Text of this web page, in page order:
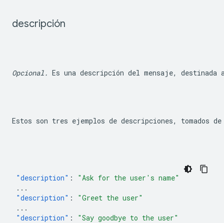
descripción
Opcional. Es una descripción del mensaje,
Estos son tres ejemplos de descripciones, tomados
"description" :
"Ask for the user's name"
...
"description" :
"Greet the user"
...
"description" : "Say goodbye to the user"